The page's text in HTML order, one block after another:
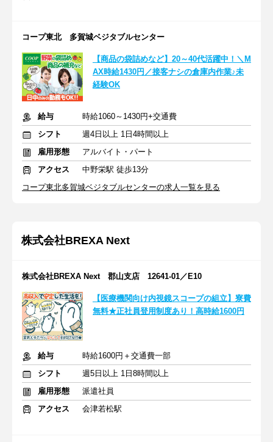
コープ東北 多賀城ベジタブルセンター
【商品の袋詰めなど】20～40代活躍中！＼M
AX時給1430円／接客ナシの倉庫内作業♪未
経験OK
給与
時給1060～1430円+交通費
シフト
週4日以上 1日4時間以上
雇用形態
アルバイト・パート
アクセス
中野栄駅 徒歩13分
コープ東北多賀城ベジタブルセンターの求人一覧を見る
株式会社BREXA Next
株式会社BREXA Next 郡山支店 12641-01／E10
【医療機関向け内視鏡スコープの組立】寮費
無料★正社員登用制度あり！高時給1600円
給与
時給1600円＋交通費一部
シフト
週5日以上 1日8時間以上
雇用形態
派遣社員
アクセス
会津若松駅